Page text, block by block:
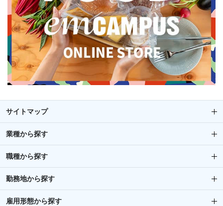
サイトマップ
業種から探す
職種から探す
勤務地から探す
雇用形態から探す